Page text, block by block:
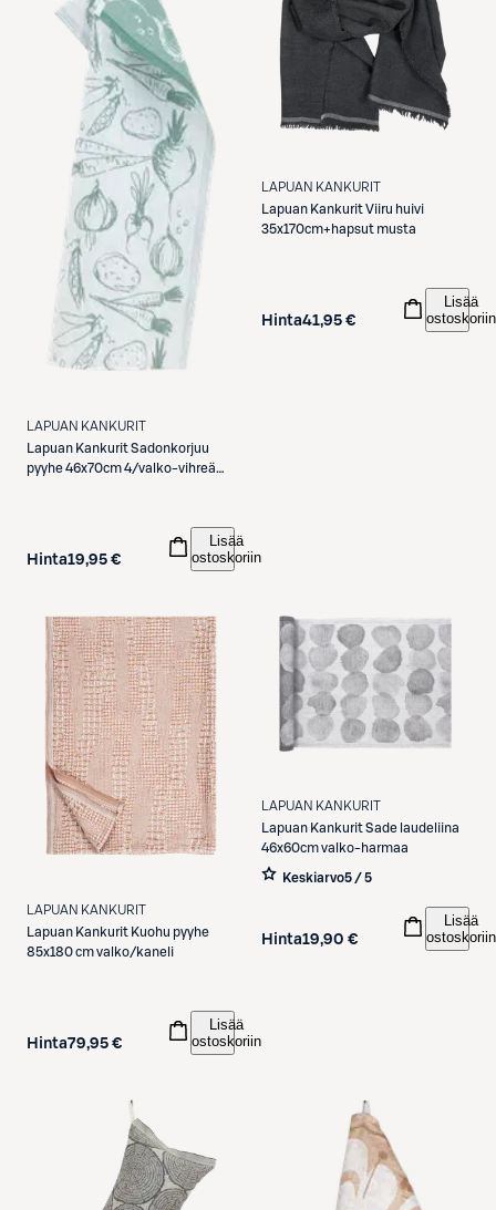
LAPUAN KANKURIT
Lapuan KankuritSadonkorjuu
pyyhe 46x70cm 4/valko-vihreä
Hinta19,95 €
Lisää
ostoskoriin
LAPUAN KANKURIT
Lapuan KankuritViiru huivi
35x170cm+hapsut musta
Hinta41,95 €
Lisää
ostoskoriin
LAPUAN KANKURIT
Lapuan Kankurit Kuohu pyyhe
85x180 cm valko/kaneli
Hinta79,95 €
Lisää
ostoskoriin
LAPUAN KANKURIT
Lapuan KankuritSade laudeliina
46x60cm valko-harmaa
Keskiarvo5 / 5
Hinta19,90 €
Lisää
ostoskoriin